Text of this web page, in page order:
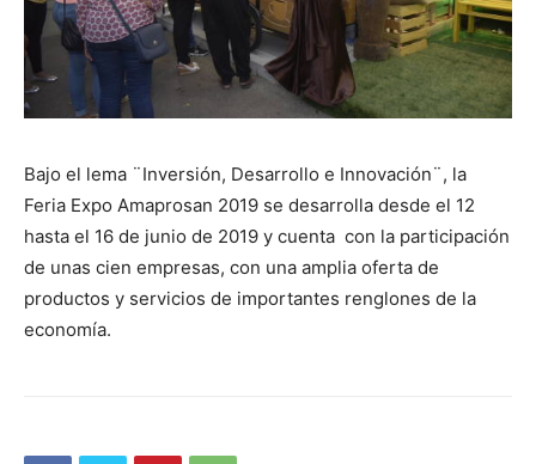
Bajo el lema ¨Inversión, Desarrollo e Innovación¨, la
Feria Expo Amaprosan 2019 se desarrolla desde el 12
hasta el 16 de junio de 2019 y cuenta con la participación
de unas cien empresas, con una amplia oferta de
productos y servicios de importantes renglones de la
economía.